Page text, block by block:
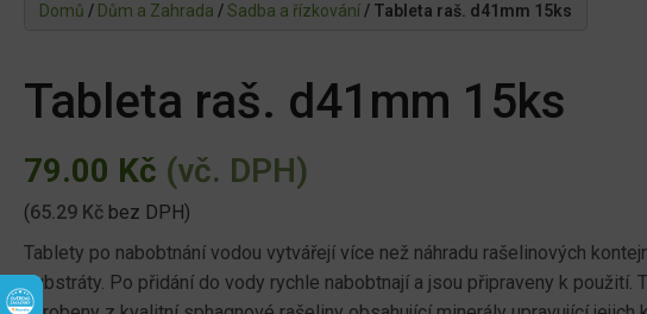
Domů / Dům a Zahrada /Sadba a řízkování / Tableta raš. d41mm 15ks
Tableta raš. d41mm 15ks
79.00 Kč (vč. DPH)
(65.29 Kč bez DPH)
Tablety po nabobtnání vodou vytvářejí více než náhradu rašelinových
substráty. Po přidání do vody rychle nabobtnají a jsou připraveny k použití.